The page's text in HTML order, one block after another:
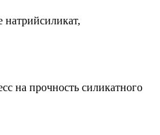
на прочность силикатного